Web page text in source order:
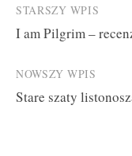
Post
navigation
STARSZY WPIS
I am Pilgrim –
NOWSZY WPIS
Stare szaty